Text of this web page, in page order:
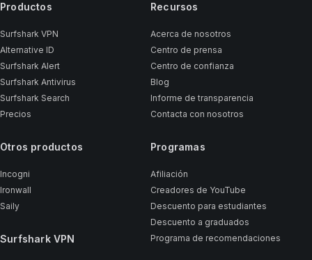
Productos
Surfshark VPN
Alternative ID
Surfshark Alert
Surfshark Antivirus
Surfshark Search
Precios
Otros productos
Incogni
Ironwall
Saily
Surfshark VPN
Recursos
Acerca de nosotros
Centro de prensa
Centro de confianza
Blog
Informe de transparencia
Contacta con nosotros
Programas
Afiliación
Creadores de YouTube
Descuento para estudiantes
Descuento a graduados
Programa de recomendaciones